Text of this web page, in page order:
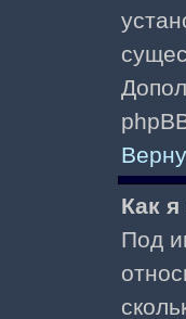
Как
Под